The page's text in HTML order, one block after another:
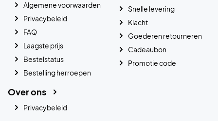
Algemene voorwaarden
Privacybeleid
FAQ
Laagste prijs
Bestelstatus
Bestelling herroepen
Snelle levering
Klacht
Goederen retourneren
Cadeaubon
Promotie code
Over ons
Privacybeleid